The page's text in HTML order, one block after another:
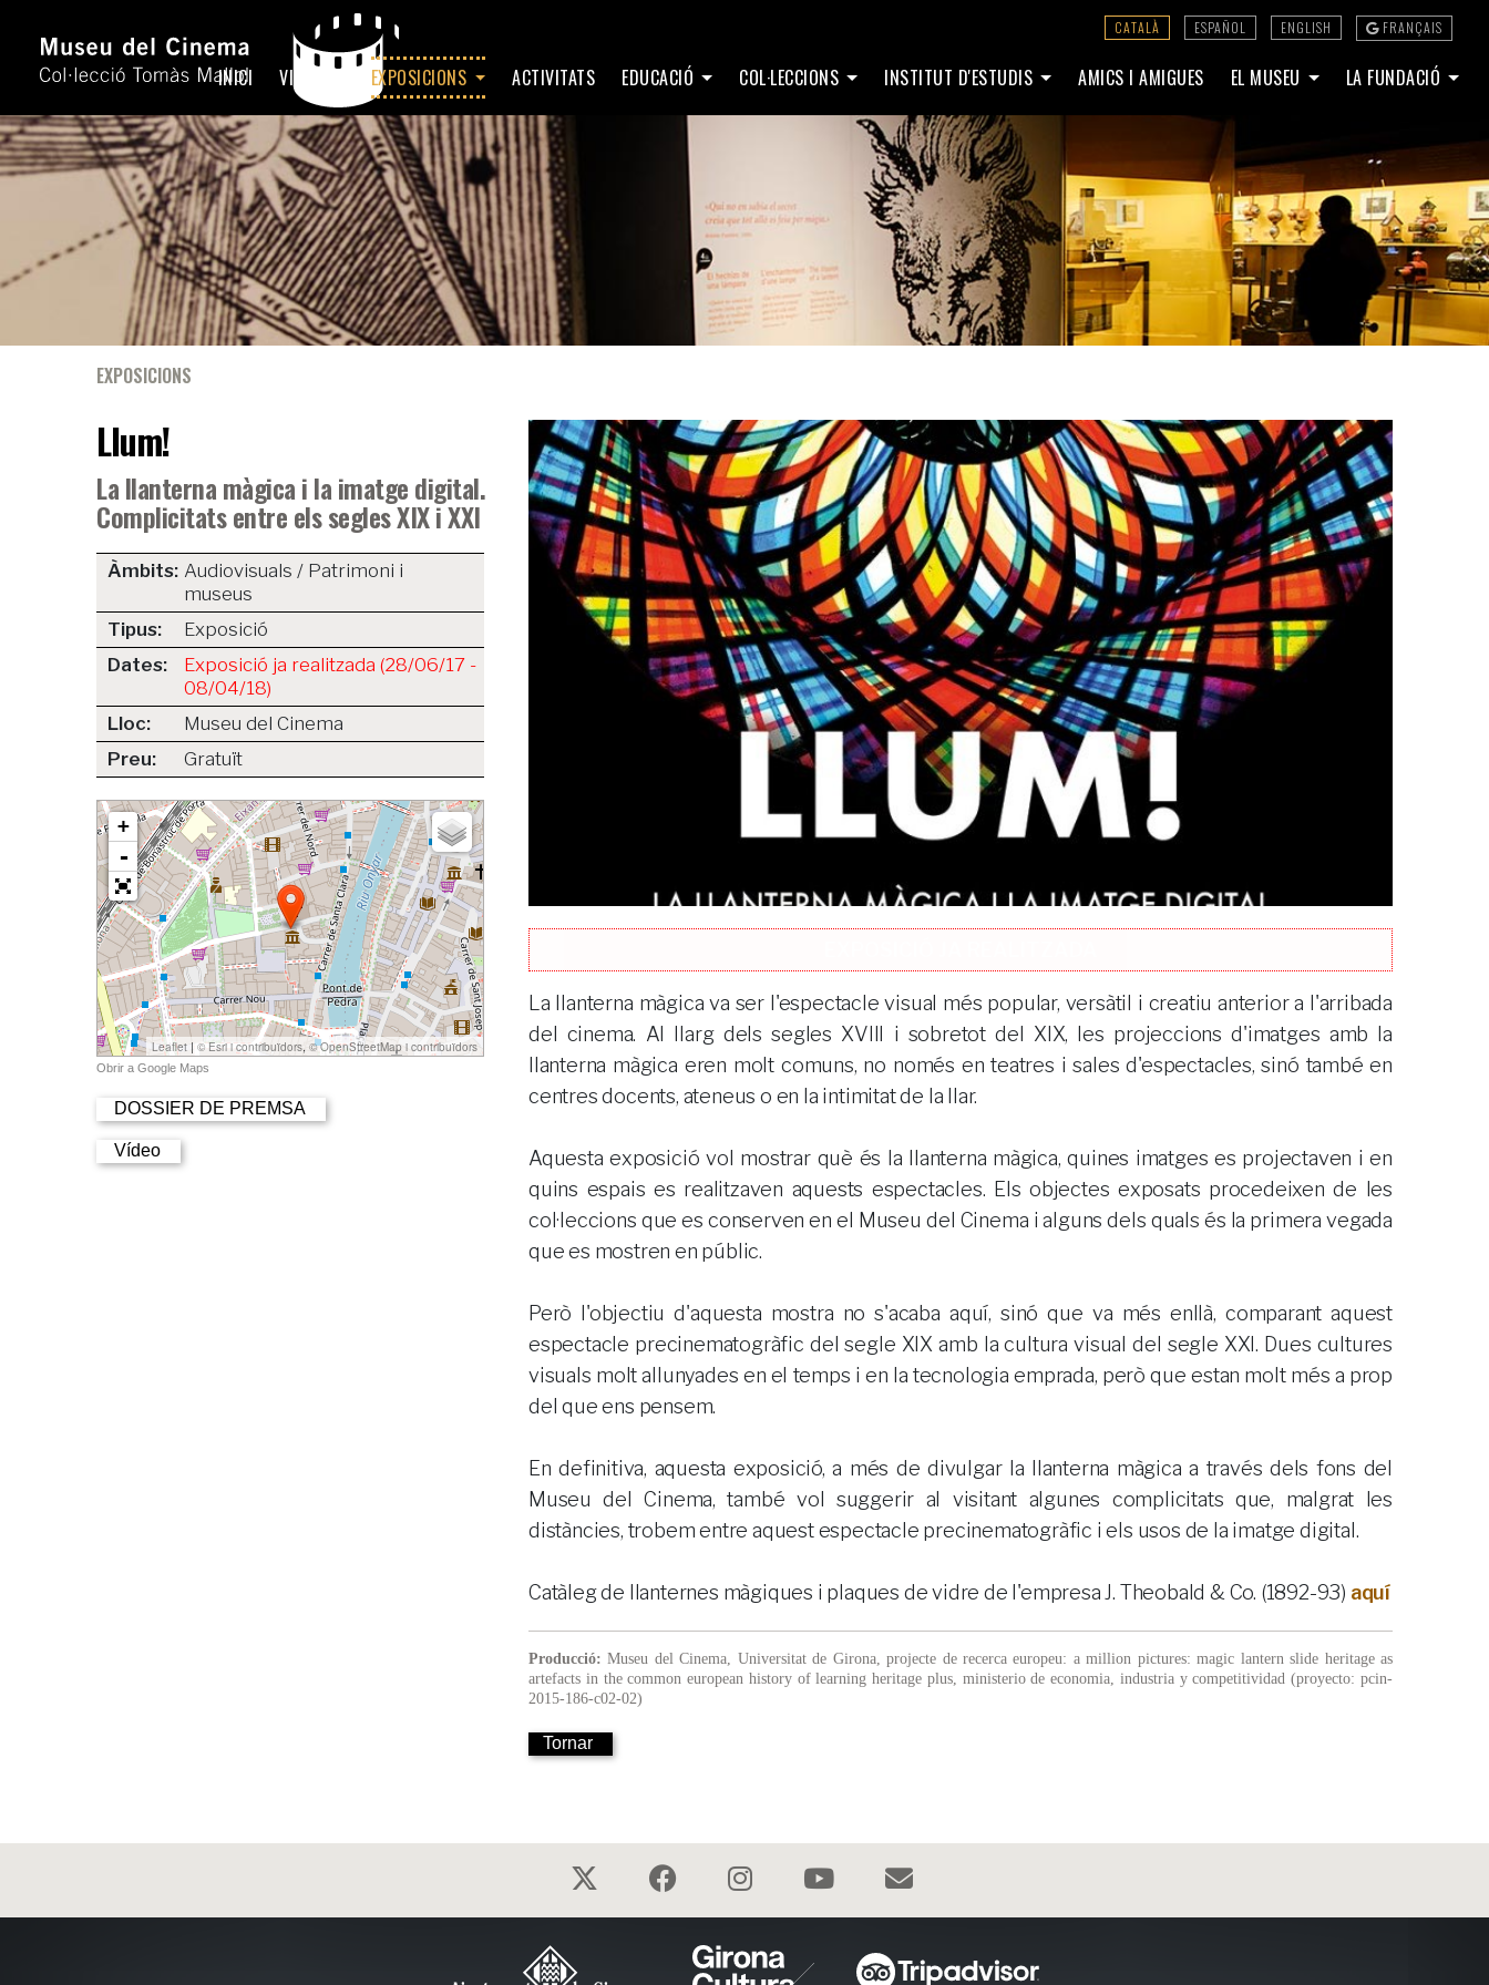
CATALÀ ESPAÑOL ENGLISH FRANÇAIS
INICI VISITA EXPOSICIONS ACTIVITATS EDUCACIÓ COL·LECCIONS INSTITUT D'ESTUDIS AMICS I AMIGUES EL MUSEU LA FUNDACIÓ
EXPOSICIONS
Llum!
La llanterna màgica i la imatge digital.
Complicitats entre els segles XIX i XXI
Àmbits: Audiovisuals / Patrimoni i
museus
Tipus:
Exposició
Dates:
Exposició ja realitzada (28/06/17 -
08/04/18)
Lloc:
Museu del Cinema
Preu:
Gratuït
DOSSIER DE PREMSA
Vídeo
La llanterna màgica va ser l'espectacle visual més popular, versàtil i creatiu anterior a l'arribada
del cinema. Al llarg dels segles XVIII i sobretot del XIX, les projeccions d'imatges amb la
llanterna màgica eren molt comuns, no només en teatres i sales d'espectacles, sinó també en
centres docents, ateneus o en la intimitat de la llar.
Aquesta exposició vol mostrar què és la llanterna màgica, quines imatges es projectaven i en
quins espais es realitzaven aquests espectacles. Els objectes exposats procedeixen de les
col·leccions que es conserven en el Museu del Cinema i alguns dels quals és la primera vegada
que es mostren en públic.
Però l'objectiu d'aquesta mostra no s'acaba aquí, sinó que va més enllà, comparant aquest
espectacle precinematogràfic del segle XIX amb la cultura visual del segle XXI. Dues cultures
visuals molt allunyades en el temps i en la tecnologia emprada, però que estan molt més a prop
del que ens pensem.
En definitiva, aquesta exposició, a més de divulgar la llanterna màgica a través dels fons del
Museu del Cinema, també vol suggerir al visitant algunes complicitats que, malgrat les
distàncies, trobem entre aquest espectacle precinematogràfic i els usos de la imatge digital.
Catàleg de llanternes màgiques i plaques de vidre de l'empresa J. Theobald & Co. (1892-93) aquí
Producció: Museu del Cinema, Universitat de Girona, projecte de recerca europeu: a million pictures: magic lantern slide heritage as
artefacts in the common european history of learning heritage plus, ministerio de economia, industria y competitividad (proyecto: pcin-
2015-186-c02-02)
Tornar